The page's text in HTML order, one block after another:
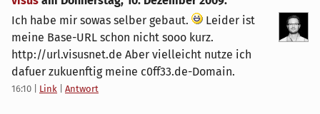
Ich habe mir sowas selber gebaut.
Leider ist
meine Base-URL schon nicht sooo kurz.
http://url.visusnet.de Aber vielleicht nutze ich
dafuer zukuenftig meine c0ff33.de-Domain.
16:10 Link Antwort